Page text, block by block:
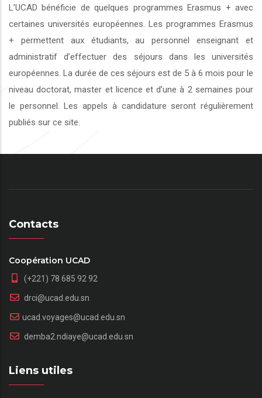
L’UCAD bénéficie de quelques programmes Erasmus + avec
certaines universités européennes. Les programmes Erasmus
+ permettent aux étudiants, au personnel enseignant et
administratif d’effectuer des séjours dans les universités
européennes. La durée de ces séjours est de 5 à 6 mois pour le
niveau doctorat, master et licence et d’une à 2 semaines pour
le personnel. Les appels à candidature seront régulièrement
publiés sur ce site.
Contacts
Coopération UCAD
(+221) 78 685 92 92
drci@ucad.edu.sn
ucad.voyages@ucad.edu.sn
demba2.ndiaye@ucad.edu.sn
Liens utiles